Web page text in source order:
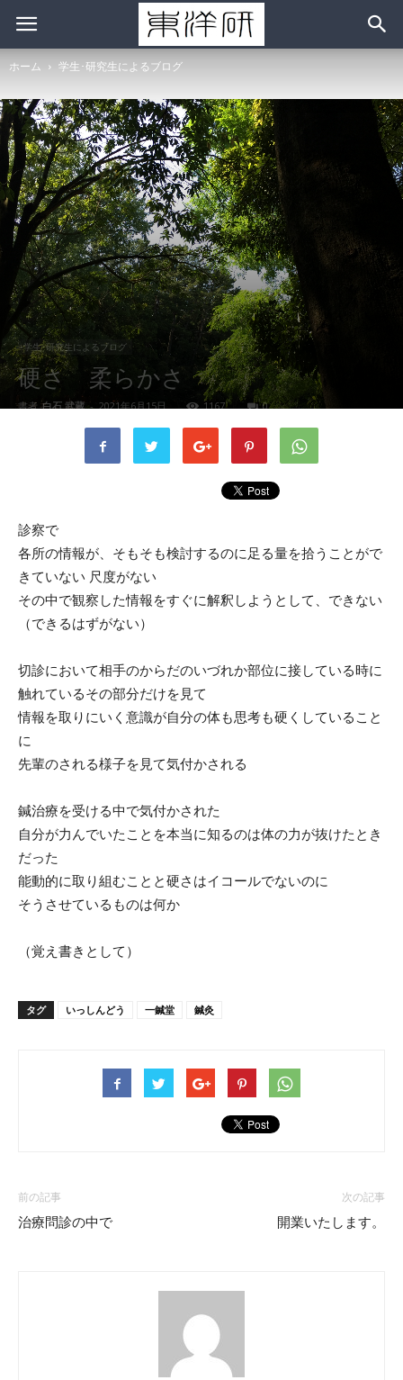
ホーム 学生･研究生によるブログ
学生･研究生によるブログ
硬さ 柔らかさ
書者 白石 武蔵 - 2021年6月15日 1167 0
診察で
各所の情報が、そもそも検討するのに足る量を拾うことがで
きていない 尺度がない
その中で観察した情報をすぐに解釈しようとして、できない
（できるはずがない）
切診において相手のからだのいづれか部位に接している時に
触れているその部分だけを見て
情報を取りにいく意識が自分の体も思考も硬くしていること
に
先輩のされる様子を見て気付かされる
鍼治療を受ける中で気付かされた
自分が力んでいたことを本当に知るのは体の力が抜けたとき
だった
能動的に取り組むことと硬さはイコールでないのに
そうさせているものは何か
（覚え書きとして）
タグ いっしんどう 一鍼堂 鍼灸
前の記事
治療問診の中で
次の記事
開業いたします。